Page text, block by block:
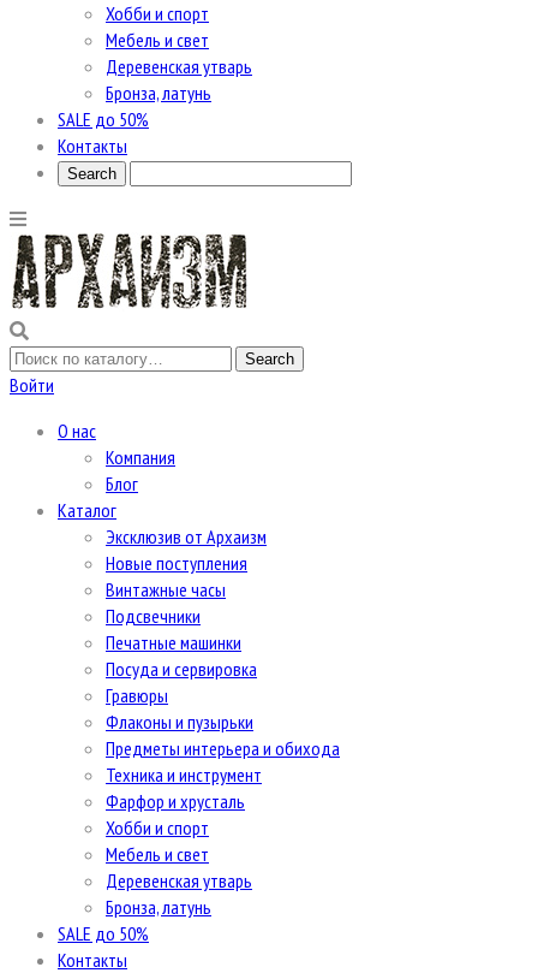
Хобби и спорт
Мебель и свет
Деревенская утварь
Бронза, латунь
SALE до 50%
Контакты
Войти
О нас
Компания
Блог
Каталог
Эксклюзив от Архаизм
Новые поступления
Винтажные часы
Подсвечники
Печатные машинки
Посуда и сервировка
Гравюры
Флаконы и пузырьки
Предметы интерьера и обихода
Техника и инструмент
Фарфор и хрусталь
Хобби и спорт
Мебель и свет
Деревенская утварь
Бронза, латунь
SALE до 50%
Контакты